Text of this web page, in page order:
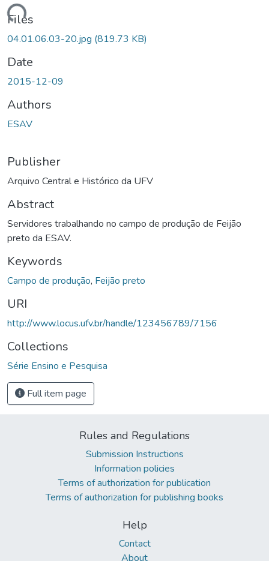
Files
04.01.06.03-20.jpg (819.73 KB)
Date
2015-12-09
Authors
ESAV
Publisher
Arquivo Central e Histórico da UFV
Abstract
Servidores trabalhando no campo de produção de Feijão
preto da ESAV.
Keywords
Campo de produção, Feijão preto
URI
http://www.locus.ufv.br/handle/123456789/7156
Collections
Série Ensino e Pesquisa
Full item page
Rules and Regulations
Submission Instructions
Information policies
Terms of authorization for publication
Terms of authorization for publishing books
Help
Contact
About